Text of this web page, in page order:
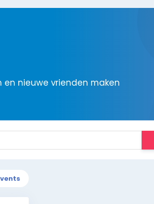
nieuwe vrienden maken